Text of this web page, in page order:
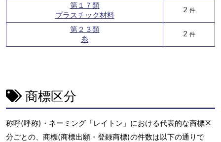
第１７類
プラスチック材料
2 件
第２３類
糸
2 件
商標区分
称呼(呼称)・ネーミング「レイトン」における代表的な商標区
分ごとの、商標(商標出願・登録商標)の件数は以下の通りで